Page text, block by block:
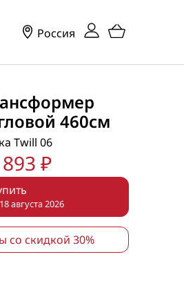
Россия
460см
Twill 06
₽
августа 2026
со скидкой 30%